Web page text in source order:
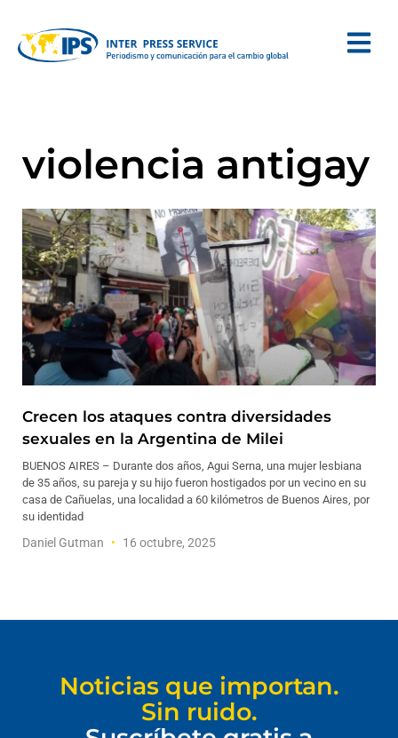
violencia antigay
Crecen los ataques contra diversidades
sexuales en la Argentina de Milei
BUENOS AIRES – Durante dos años, Agui Serna, una mujer lesbiana
de 35 años, su pareja y su hijo fueron hostigados por un vecino en su
casa de Cañuelas, una localidad a 60 kilómetros de Buenos Aires, por
su identidad
Daniel Gutman 16 octubre, 2025
Noticias que importan.
Sin ruido.